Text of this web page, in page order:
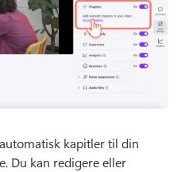
kapitler til din
Du kan redigere eller